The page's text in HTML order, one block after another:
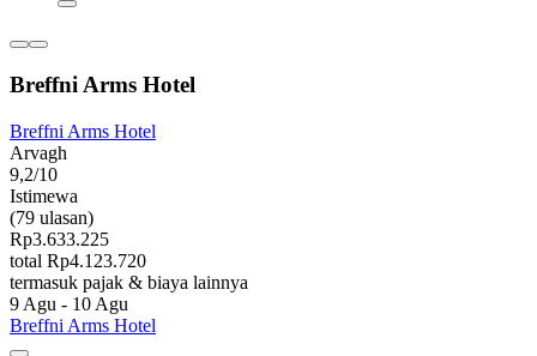
Breffni Arms Hotel
Breffni Arms Hotel
Arvagh
9,2/10
Istimewa
(79 ulasan)
Rp3.633.225
total Rp4.123.720
termasuk pajak & biaya lainnya
9 Agu - 10 Agu
Breffni Arms Hotel